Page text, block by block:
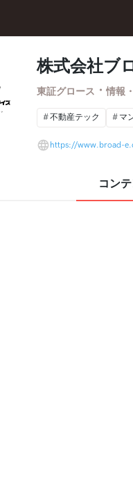
株式会社ブ
東証グロース ・ 情報
不動産テック マ
https://www.broad-
コン